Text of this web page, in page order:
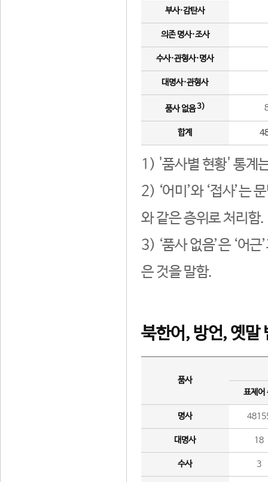
부사·감탄사
의존 명사·조사
수사·관형사·명사
대명사·관형사
품사 없음3)
합계
1) '품사별 현황' 통계
2) ‘어미’와 ‘접사’는
와 같은 층위로 처리함.
3) ‘품사 없음’은 ‘어
은 것을 말함.
북한어, 방언, 옛말
품사
표제어
명사
대명사 18
수사 3